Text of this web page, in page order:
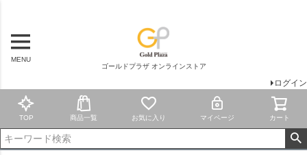
MENU
ゴールドプラザ オンラインストア
ログイン
TOP 商品一覧 お気に入り マイページ カート